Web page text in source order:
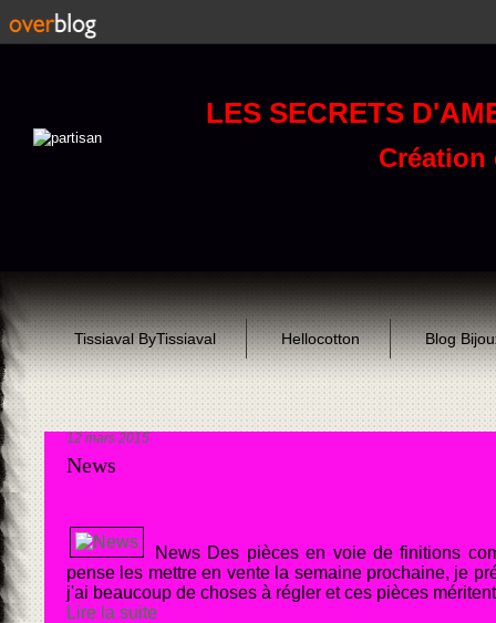
LES SECRETS
Création
Tissiaval ByTissiaval Hellocotton Blog
12 mars 2015
News
News Des pièces en voie de finitions
pense les mettre en vente la semaine prochaine, je
j'ai beaucoup de choses à régler et ces pièces
Lire la suite